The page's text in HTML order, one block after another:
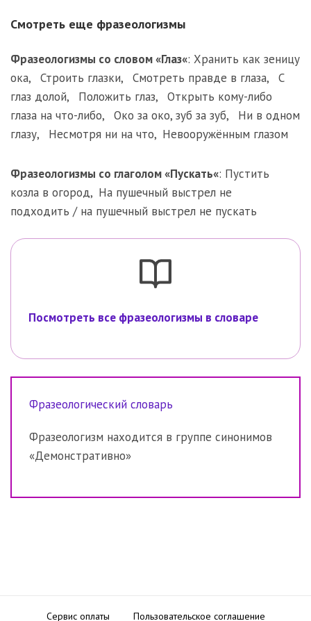
Смотреть еще фразеологизмы
Фразеологизмы со словом «Глаз«: Хранить как зеницу
ока, Строить глазки, Смотреть правде в глаза, С
глаз долой, Положить глаз, Открыть кому-либо
глаза на что-либо, Око за око, зуб за зуб, Ни в одном
глазу, Несмотря ни на что, Невооружённым глазом
Фразеологизмы со глаголом «Пускать«: Пустить
козла в огород, На пушечный выстрел не
подходить / на пушечный выстрел не пускать
Посмотреть все фразеологизмы в словаре
Фразеологический словарь
Фразеологизм находится в группе синонимов
«Демонстративно»
Сервис оплаты Пользовательское соглашение